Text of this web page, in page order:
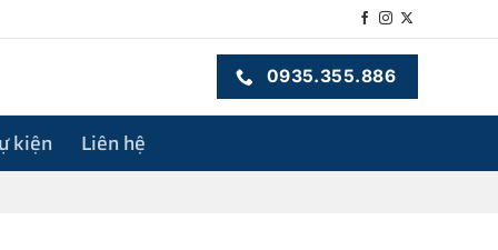
0935.355.886
kiện Liên hệ